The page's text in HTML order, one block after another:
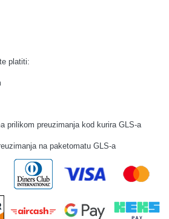
platiti:
prilikom preuzimanja kod kurira GLS-a
na paketomatu GLS-a